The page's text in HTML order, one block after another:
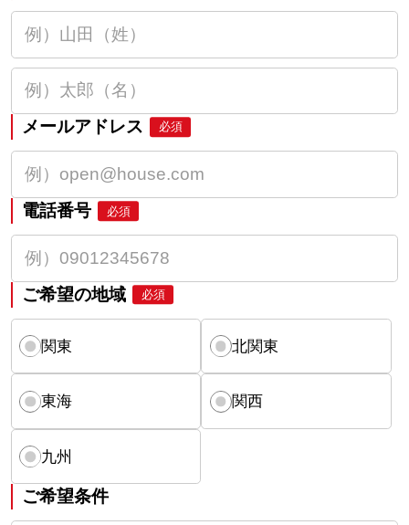
メールアドレス 必須
電話番号 必須
ご希望の地域 必須
関東 北関東
東海 関西
九州
ご希望条件